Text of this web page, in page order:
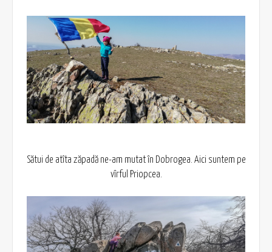
Sătui de atîta zăpadă ne-am mutat în Dobrogea. Aici suntem pe
vîrful Priopcea.